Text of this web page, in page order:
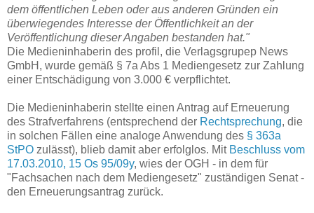
dem öffentlichen Leben oder aus anderen Gründen ein
überwiegendes Interesse der Öffentlichkeit an der
Veröffentlichung dieser Angaben bestanden hat."
Die Medieninhaberin des profil, die Verlagsgrupep News
GmbH, wurde gemäß § 7a Abs 1 Mediengesetz zur Zahlung
einer Entschädigung von 3.000 € verpflichtet.
Die Medieninhaberin stellte einen Antrag auf Erneuerung
des Strafverfahrens (entsprechend der Rechtsprechung, die
in solchen Fällen eine analoge Anwendung des § 363a
StPO zulässt), blieb damit aber erfolglos. Mit Beschluss vom
17.03.2010, 15 Os 95/09y, wies der OGH - in dem für
"Fachsachen nach dem Mediengesetz" zuständigen Senat -
den Erneuerungsantrag zurück.